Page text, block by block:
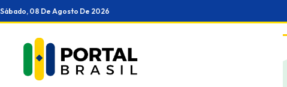
Ir
para
conteúdo
Sábado, 08 De Agosto De 2026